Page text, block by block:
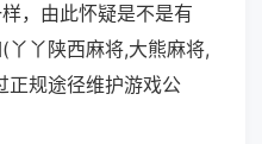
，由此怀疑是不是有
丫陕西麻将,大熊麻将,
正规途径维护游戏公